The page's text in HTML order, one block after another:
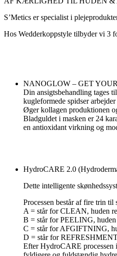
S’Metics er specialist i
Hos Wedderkoppstyle tilbyder vi 3
NANOGLOW – GET
Din ansigtsbehandling tages
kugleformede spidser
Øger kollagen produktionen
Bladguldet i masken er 24
en antioxidant virkning og
HydroCARE 2.0
Dette intelligente
Processen består af fire trin
A = står for CLEAN, huden
B = står for PEELING,
C = står for AFGIFTNING,
D = står for
Efter HydroCARE processen